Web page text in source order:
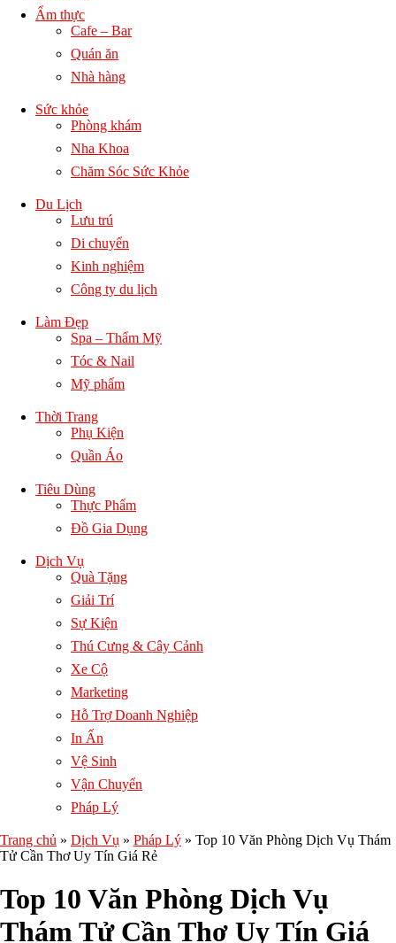
Ẩm thực
Cafe – Bar
Quán ăn
Nhà hàng
Sức khỏe
Phòng khám
Nha Khoa
Chăm Sóc Sức Khỏe
Du Lịch
Lưu trú
Di chuyển
Kinh nghiệm
Công ty du lịch
Làm Đẹp
Spa – Thẩm Mỹ
Tóc & Nail
Mỹ phẩm
Thời Trang
Phụ Kiện
Quần Áo
Tiêu Dùng
Thực Phẩm
Đồ Gia Dụng
Dịch Vụ
Quà Tặng
Giải Trí
Sự Kiện
Thú Cưng & Cây Cảnh
Xe Cộ
Marketing
Hỗ Trợ Doanh Nghiệp
In Ấn
Vệ Sinh
Vận Chuyển
Pháp Lý
Trang chủ » Dịch Vụ » Pháp Lý » Top 10 Văn Phòng Dịch Vụ Thám
Tử Cần Thơ Uy Tín Giá Rẻ
Top 10 Văn Phòng Dịch Vụ
Thám Tử Cần Thơ Uy Tín Giá